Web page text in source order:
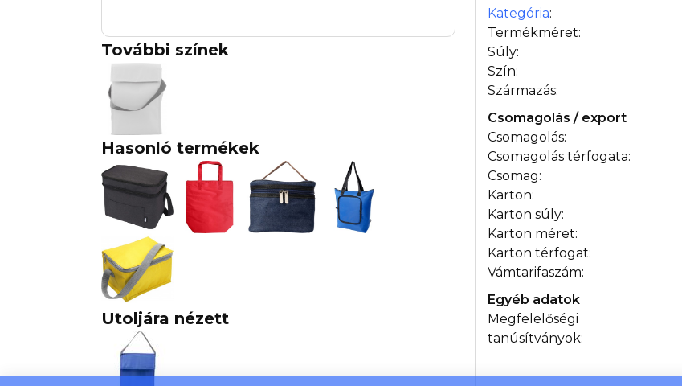
További színek
Hasonló termékek
Utoljára nézett
Kategória:
Termékméret:
Súly:
Szín:
Származás:
Csomagolás / export
Csomagolás:
Csomagolás térfogata:
Csomag:
Karton:
Karton súly:
Karton méret:
Karton térfogat:
Vámtarifaszám:
Egyéb adatok
Megfelelőségi
tanúsítványok: